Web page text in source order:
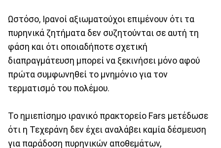
Ωστόσο, Ιρανοί αξιωματούχοι επιμένουν ότι τα
πυρηνικά ζητήματα δεν συζητούνται σε αυτή τη
φάση και ότι οποιαδήποτε σχετική
διαπραγμάτευση μπορεί να ξεκινήσει μόνο αφού
πρώτα συμφωνηθεί το μνημόνιο για τον
τερματισμό του πολέμου.
Το ημιεπίσημο ιρανικό πρακτορείο Fars μετέδωσε
ότι η Τεχεράνη δεν έχει αναλάβει καμία δέσμευση
για παράδοση πυρηνικών αποθεμάτων,